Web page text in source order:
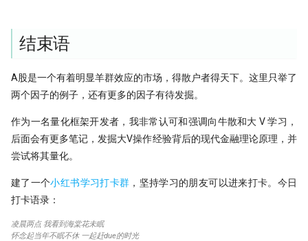
结束语
A股是一个有着明显羊群效应的市场，得散户者得天下。这里只举了
两个因子的例子，还有更多的因子有待发掘。
作为一名量化框架开发者，我非常认可和强调向牛散和大 V 学习，
后面会有更多笔记，发掘大V操作经验背后的现代金融理论原理，并
尝试将其量化。
建了一个小红书学习打卡群 ，坚持学习的朋友可以进来打卡。今日
打卡语录：
凌晨两点 我看到海棠花未眠
怀念起当年不眠不休 一起赶due的时光